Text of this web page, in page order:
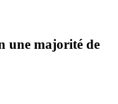
une majorité de